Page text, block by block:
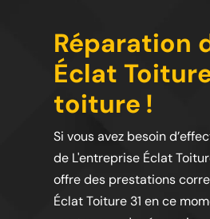
Réparation
Éclat
toiture !
Si vous avez besoin
de L'entreprise Éclat
offre des prestations
Éclat Toiture 31 en ce